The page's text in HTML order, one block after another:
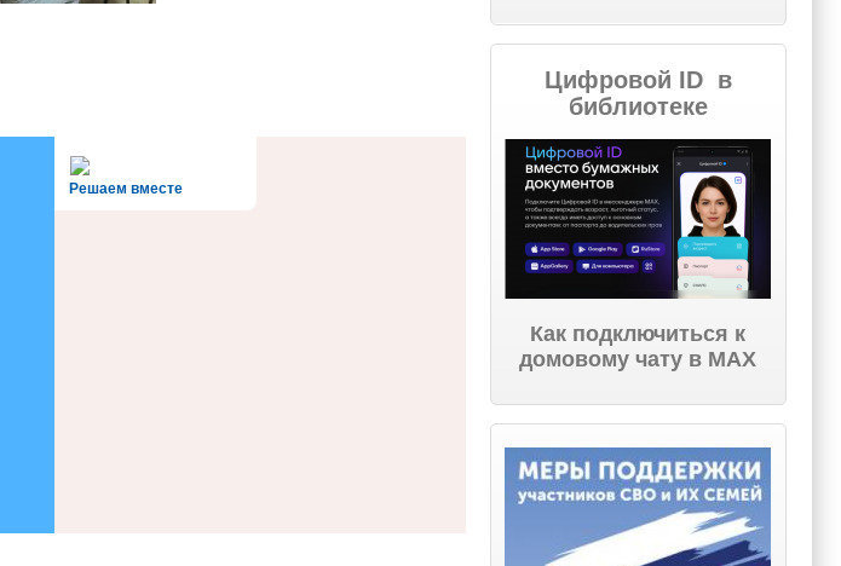
alt='Госуслуги' />
Решаем вместе
Цифровой ID в
библиотеке
Как подключиться к
домовому чату в МАХ